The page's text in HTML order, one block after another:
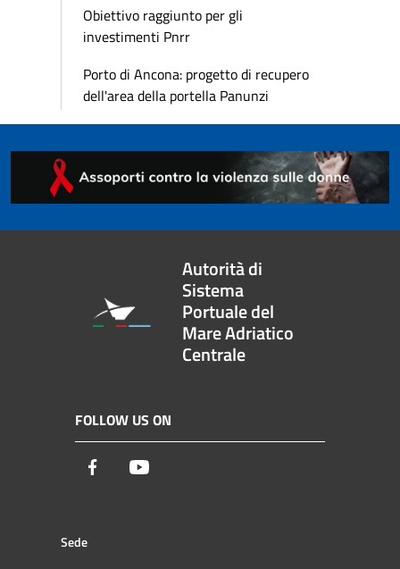
Obiettivo raggiunto per gli
investimenti Pnrr
Porto di Ancona: progetto di recupero
dell'area della portella Panunzi
Autorità di
Sistema
Portuale del
Mare Adriatico
Centrale
FOLLOW US ON
Facebook
Sede